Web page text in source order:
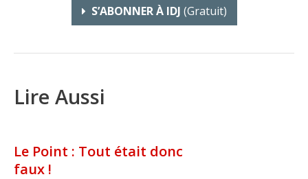
S’ABONNER À IDJ (gratuit)
Lire Aussi
Le Point : Tout était donc
faux !